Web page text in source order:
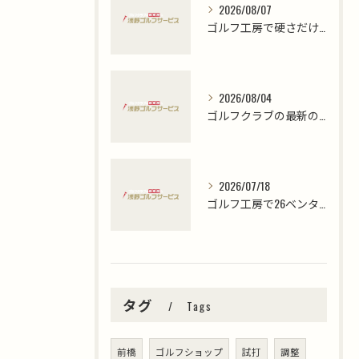
2026/08/07
2026/08/04
2026/07/18
タグ Tags
前橋 ゴルフショップ 試打 調整